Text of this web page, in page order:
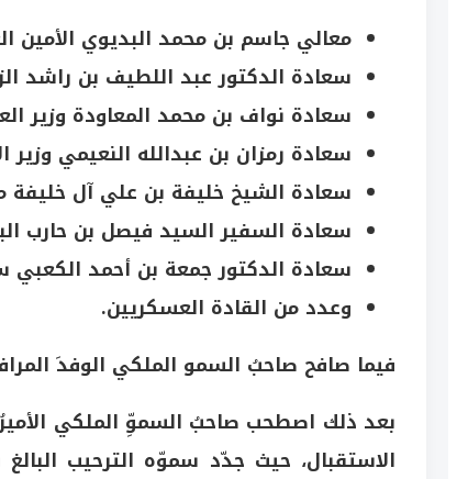
معالي جاسم بن محمد البديوي الأمين
سعادة الدكتور عبد اللطيف بن راشد
سعادة نواف بن محمد المعاودة وزير
سعادة رمزان بن عبدالله النعيمي وزير
سعادة الشيخ خليفة بن علي آل خليفة
سعادة السفير السيد فيصل بن حارب
سعادة الدكتور جمعة بن أحمد
وعدد من القادة العسكريين.
فيما صافح صاحبُ السمو الملكي الوفدَ
بعد ذلك اصطحب صاحبُ السموِّ الملكي
الاستقبال، حيث جدّد سموّه الترحيب